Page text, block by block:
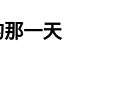
一天